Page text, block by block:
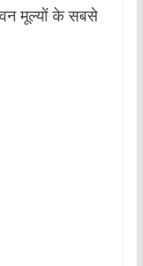
मूल्यों के सबसे